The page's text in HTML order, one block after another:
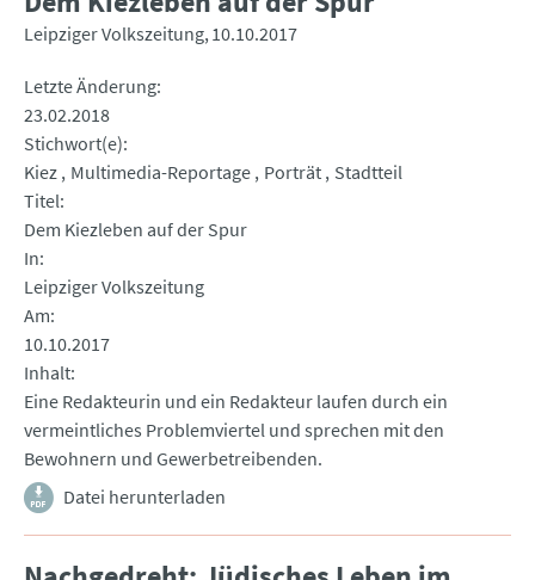
Leipziger Volkszeitung 10.10.2017
Letzte Änderung
23.02.2018
Stichwort(e)
Kiez Multimedia-Reportage Porträt Stadtteil
Titel
Dem Kiezleben auf der Spur
In
Leipziger Volkszeitung
Am
10.10.2017
Inhalt
Eine Redakteurin und ein Redakteur laufen durch ein
vermeintliches Problemviertel und sprechen mit den
Bewohnern und Gewerbetreibenden.
Datei herunterladen